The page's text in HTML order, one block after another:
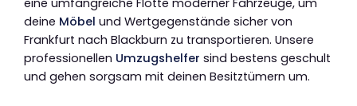
deine Möbel und Wertgegenstände sicher von
Frankfurt nach Blackburn zu transportieren. Unsere
professionellen Umzugshelfer sind bestens geschult
und gehen sorgsam mit deinen Besitztümern um.